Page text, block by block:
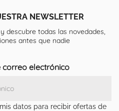
NEWSLETTER
descubre todas las novedades,
antes que nadie
correo electrónico
datos para recibir ofertas de